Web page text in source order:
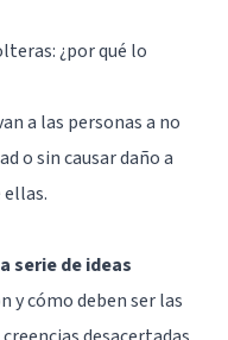
¿por qué lo
a las personas a no
o sin causar daño a
ellas.
serie de ideas
y cómo deben ser las